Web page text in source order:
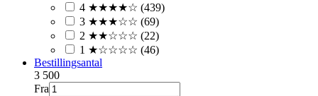
4 ★★★★☆ (439)
3 ★★★☆☆ (69)
2 ★★☆☆☆ (22)
1 ★☆☆☆☆ (46)
Bestillingsantal
3 500
Fra